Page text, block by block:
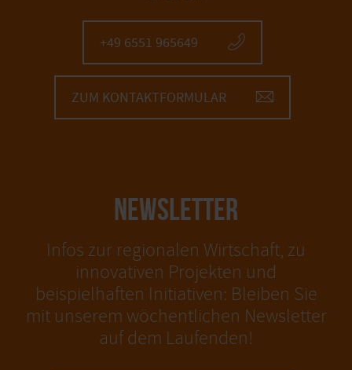
+49 6551 965649
ZUM KONTAKTFORMULAR
NEWSLETTER
Infos zur regionalen Wirtschaft, zu
innovativen Projekten und
beispielhaften Initiativen: Bleiben Sie
mit unserem wöchentlichen Newsletter
auf dem Laufenden!